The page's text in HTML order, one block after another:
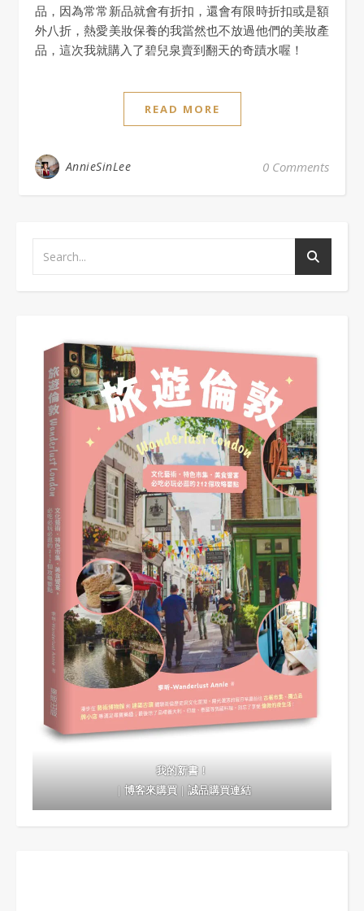
品，因為常常新品就會有折扣，還會有限時折扣或是額
外八折，熱愛美妝保養的我當然也不放過他們的美妝產
品，這次我就購入了碧兒泉賣到翻天的奇蹟水喔！
READ MORE
AnnieSinLee 0 Comments
我的新書！
｜博客來購買｜誠品購買連結